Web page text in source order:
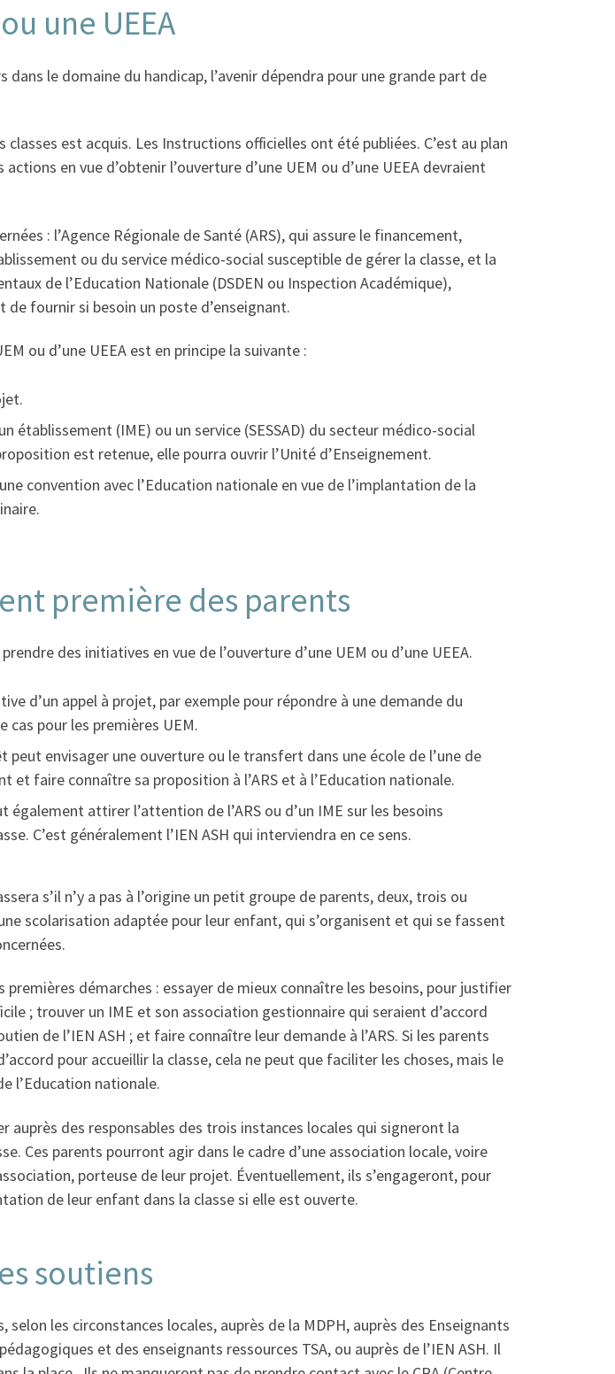
une UEEA
le domaine du handicap, l’avenir dépendra pour une grande part de
classes est acquis. Les Instructions officielles ont été publiées. C’est au plan
en vue d’obtenir l’ouverture d’une UEM ou d’une UEEA devraient
: l’Agence Régionale de Santé (ARS), qui assure le financement,
ou du service médico-social susceptible de gérer la classe, et la
de l’Education Nationale (DSDEN ou Inspection Académique),
de fournir si besoin un poste d’enseignant.
ou d’une UEEA est en principe la suivante :
établissement (IME) ou un service (SESSAD) du secteur médico-social
est retenue, elle pourra ouvrir l’Unité d’Enseignement.
convention avec l’Education nationale en vue de l’implantation de la
première des parents
des initiatives en vue de l’ouverture d’une UEM ou d’une UEEA.
d’un appel à projet, par exemple pour répondre à une demande du
cas pour les premières UEM.
peut envisager une ouverture ou le transfert dans une école de l’une de
et faire connaître sa proposition à l’ARS et à l’Education nationale.
également attirer l’attention de l’ARS ou d’un IME sur les besoins
C’est généralement l’IEN ASH qui interviendra en ce sens.
s’il n’y a pas à l’origine un petit groupe de parents, deux, trois ou
scolarisation adaptée pour leur enfant, qui s’organisent et qui se fassent
premières démarches : essayer de mieux connaître les besoins, pour justifier
; trouver un IME et son association gestionnaire qui seraient d’accord
de l’IEN ASH ; et faire connaître leur demande à l’ARS. Si les parents
pour accueillir la classe, cela ne peut que faciliter les choses, mais le
l’Education nationale.
auprès des responsables des trois instances locales qui signeront la
Ces parents pourront agir dans le cadre d’une association locale, voire
porteuse de leur projet. Éventuellement, ils s’engageront, pour
de leur enfant dans la classe si elle est ouverte.
soutiens
selon les circonstances locales, auprès de la MDPH, auprès des Enseignants
et des enseignants ressources TSA, ou auprès de l’IEN ASH. Il